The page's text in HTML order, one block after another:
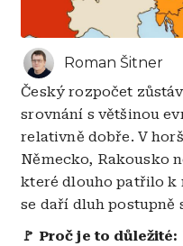
Roman Šitner
Český rozpočet
srovnání s většinou
relativně dobře. V
Německo, Rakousko
které dlouho patřilo k
se daří dluh postupně
🚩 Proč je to důležité: